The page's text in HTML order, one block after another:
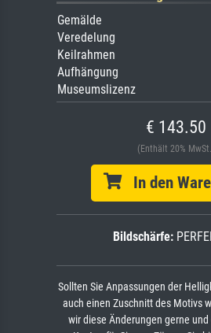
Gemälde
Veredelung
Keilrahmen
Aufhängung
Museumslizenz
€ 143.50
(Enthält 20%
In den
Bildschärfe:
Sollten Sie Anpassungen der
auch einen Zuschnitt des Motivs
wir diese Änderungen gerne